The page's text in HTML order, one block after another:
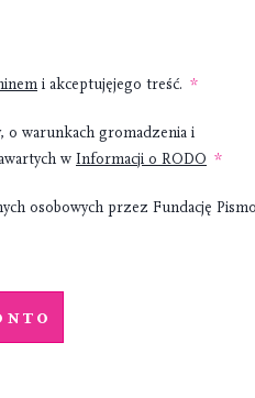
i akceptujęjego treść.
warunkach gromadzenia i
w Informacji o RODO
osobowych przez Fundację